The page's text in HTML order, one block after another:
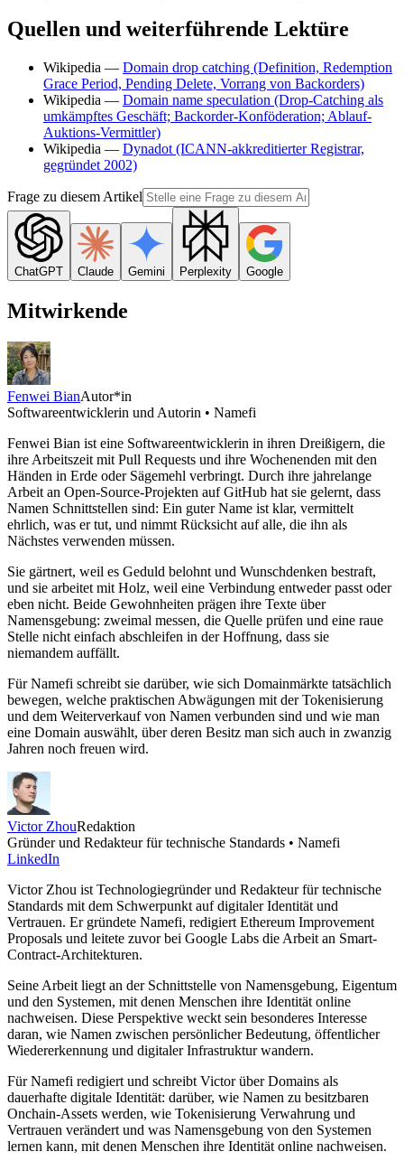
Quellen und weiterführende Lektüre
Wikipedia — Domain drop catching (Definition, Redemption
Grace Period, Pending Delete, Vorrang von Backorders)
Wikipedia — Domain name speculation (Drop-Catching als
umkämpftes Geschäft; Backorder-Konföderation; Ablauf-
Auktions-Vermittler)
Wikipedia — Dynadot (ICANN-akkreditierter Registrar,
gegründet 2002)
Frage zu diesem Artikel
ChatGPT Claude Gemini Perplexity Google
Mitwirkende
Fenwei BianAutor*in
Softwareentwicklerin und Autorin • Namefi
Fenwei Bian ist eine Softwareentwicklerin in ihren Dreißigern, die
ihre Arbeitszeit mit Pull Requests und ihre Wochenenden mit den
Händen in Erde oder Sägemehl verbringt. Durch ihre jahrelange
Arbeit an Open-Source-Projekten auf GitHub hat sie gelernt, dass
Namen Schnittstellen sind: Ein guter Name ist klar, vermittelt
ehrlich, was er tut, und nimmt Rücksicht auf alle, die ihn als
Nächstes verwenden müssen.
Sie gärtnert, weil es Geduld belohnt und Wunschdenken bestraft,
und sie arbeitet mit Holz, weil eine Verbindung entweder passt oder
eben nicht. Beide Gewohnheiten prägen ihre Texte über
Namensgebung: zweimal messen, die Quelle prüfen und eine raue
Stelle nicht einfach abschleifen in der Hoffnung, dass sie
niemandem auffällt.
Für Namefi schreibt sie darüber, wie sich Domainmärkte tatsächlich
bewegen, welche praktischen Abwägungen mit der Tokenisierung
und dem Weiterverkauf von Namen verbunden sind und wie man
eine Domain auswählt, über deren Besitz man sich auch in zwanzig
Jahren noch freuen wird.
Victor ZhouRedaktion
Gründer und Redakteur für technische Standards • Namefi
LinkedIn
Victor Zhou ist Technologiegründer und Redakteur für technische
Standards mit dem Schwerpunkt auf digitaler Identität und
Vertrauen. Er gründete Namefi, redigiert Ethereum Improvement
Proposals und leitete zuvor bei Google Labs die Arbeit an Smart-
Contract-Architekturen.
Seine Arbeit liegt an der Schnittstelle von Namensgebung, Eigentum
und den Systemen, mit denen Menschen ihre Identität online
nachweisen. Diese Perspektive weckt sein besonderes Interesse
daran, wie Namen zwischen persönlicher Bedeutung, öffentlicher
Wiedererkennung und digitaler Infrastruktur wandern.
Für Namefi redigiert und schreibt Victor über Domains als
dauerhafte digitale Identität: darüber, wie Namen zu besitzbaren
Onchain-Assets werden, wie Tokenisierung Verwahrung und
Vertrauen verändert und was Namensgebung von den Systemen
lernen kann, mit denen Menschen ihre Identität online nachweisen.